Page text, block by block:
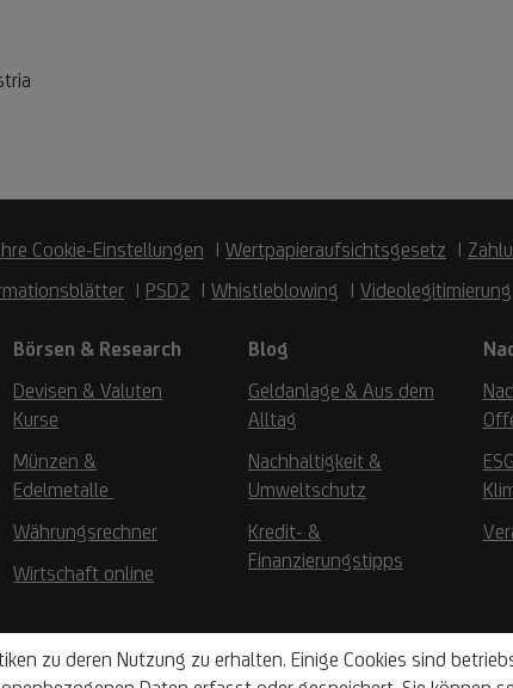
zu deren Nutzung zu erhalten. Einige Cookies sind
Ihre Cookie-Einstellungen Wertpapieraufsichtsgesetz
PSD2 Whistleblowing Videolegitimierung
Börsen & Research
Devisen & Valuten
Kurse
Münzen &
Edelmetalle
Währungsrechner
Wirtschaft online
Blog
Geldanlage & Aus dem
Alltag
Nachhaltigkeit &
Umweltschutz
Kredit- &
Finanzierungstipps